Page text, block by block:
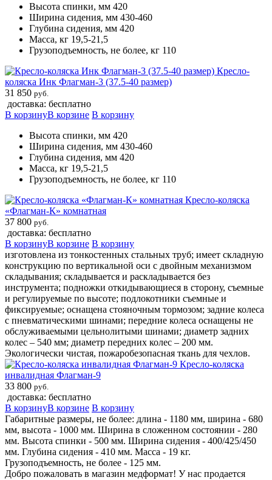
Высота спинки, мм 420
Ширина сидения, мм 430-460
Глубина сидения, мм 420
Масса, кг 19,5-21,5
Грузоподъемность, не более, кг 110
Кресло-
коляска Инк Флагман-3 (37.5-40 размер)
31 850 руб.
доставка: бесплатно
В корзинуВ корзине В корзину
Высота спинки, мм 420
Ширина сидения, мм 430-460
Глубина сидения, мм 420
Масса, кг 19,5-21,5
Грузоподъемность, не более, кг 110
Кресло-коляска
«Флагман-К» комнатная
37 800 руб.
доставка: бесплатно
В корзинуВ корзине В корзину
изготовлена из тонкостенных стальных труб; имеет складную
конструкцию по вертикальной оси с двойным механизмом
складывания; складывается и раскладывается без
инструмента; подножки откидывающиеся в сторону, съемные
и регулируемые по высоте; подлокотники съемные и
фиксируемые; оснащена стояночным тормозом; задние колеса
с пневматическими шинами; передние колеса оснащены не
обслуживаемыми цельнолитыми шинами; диаметр задних
колес – 540 мм; диаметр передних колес – 200 мм.
Экологически чистая, пожаробезопасная ткань для чехлов.
Кресло-коляска
инвалидная Флагман-9
33 800 руб.
доставка: бесплатно
В корзинуВ корзине В корзину
Габаритные размеры, не более: длина - 1180 мм, ширина - 680
мм, высота - 1000 мм. Ширина в сложенном состоянии - 280
мм. Высота спинки - 500 мм. Ширина сидения - 400/425/450
мм. Глубина сидения - 410 мм. Масса - 19 кг.
Грузоподъемность, не более - 125 мм.
Добро пожаловать в магазин медформат! У нас продается